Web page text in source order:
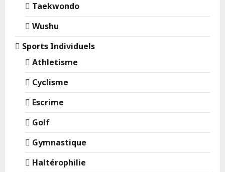
Taekwondo
Wushu
Sports Individuels
Athletisme
Cyclisme
Escrime
Golf
Gymnastique
Haltérophilie